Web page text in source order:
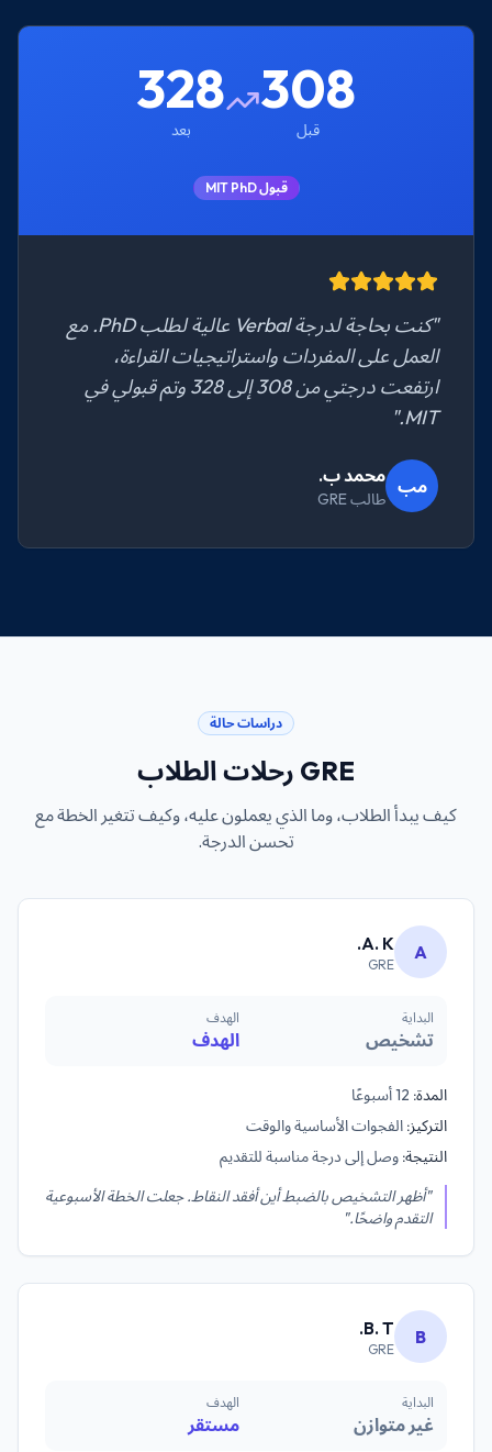
308
قبل
328
بعد
قبول MIT PhD
"كنت بحاجة لدرجة Verbal عالية لطلب PhD. مع
العمل على المفردات واستراتيجيات القراءة،
ارتفعت درجتي من 308 إلى 328 وتم قبولي في
MIT."
مب محمد ب.
طالب GRE
دراسات حالة
GRE رحلات الطلاب
كيف يبدأ الطلاب، وما الذي يعملون عليه، وكيف تتغير الخطة مع
تحسن الدرجة.
A
A. K.
GRE
البداية
تشخيص
الهدف
الهدف
المدة: 12 أسبوعًا
التركيز: الفجوات الأساسية والوقت
النتيجة: وصل إلى درجة مناسبة للتقديم
"أظهر التشخيص بالضبط أين أفقد النقاط. جعلت الخطة الأسبوعية
التقدم واضحًا."
B
B. T.
GRE
البداية
غير متوازن
الهدف
مستقر